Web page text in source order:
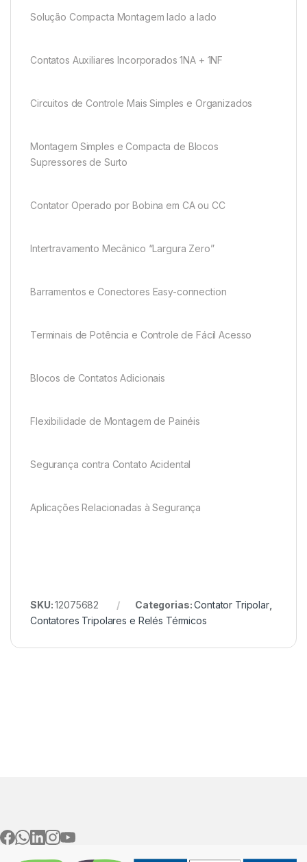
Solução Compacta Montagem lado a lado
Contatos Auxiliares Incorporados 1NA + 1NF
Circuitos de Controle Mais Simples e Organizados
Montagem Simples e Compacta de Blocos
Supressores de Surto
Contator Operado por Bobina em CA ou CC
Intertravamento Mecânico “Largura Zero”
Barramentos e Conectores Easy-connection
Terminais de Potência e Controle de Fácil Acesso
Blocos de Contatos Adicionais
Flexibilidade de Montagem de Painéis
Segurança contra Contato Acidental
Aplicações Relacionadas à Segurança
SKU:12075682 Categorias:Contator Tripolar,
Contatores Tripolares e Relés Térmicos